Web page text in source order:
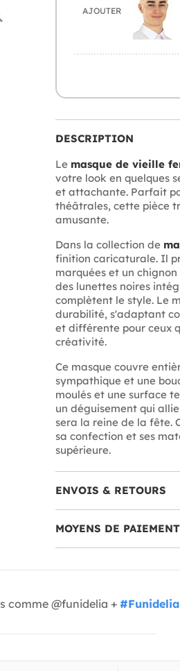
AJOUTER
DESCRIPTION
Le masque de vieille
votre look en quelques
et attachante. Parfait
théâtrales, cette pièce
amusante.
Dans la collection de
finition caricaturale. Il
marquées et un
des lunettes noires
complètent le style. Le
durabilité, s'adaptant
et différente pour ceux
créativité.
Ce masque couvre
sympathique et une
moulés et une surface
un déguisement qui
sera la reine de la fête.
sa confection et ses
supérieure.
ENVOIS & RETOURS
MOYENS DE PAIEMENT
comme @funidelia + #Funidelia